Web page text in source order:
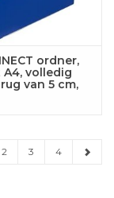
ordner,
volledig
van 5 cm,
2 3 4